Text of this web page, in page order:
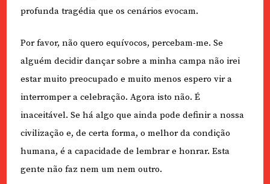
profunda tragédia que os cenários evocam.
Por favor, não quero equívocos, percebam-me. Se
alguém decidir dançar sobre a minha campa não irei
estar muito preocupado e muito menos espero vir a
interromper a celebração. Agora isto não. É
inaceitável. Se há algo que ainda pode definir a nossa
civilização e, de certa forma, o melhor da condição
humana, é a capacidade de lembrar e honrar. Esta
gente não faz nem um nem outro.